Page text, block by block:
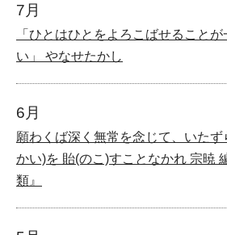
7月
「ひとはひとをよろこばせることが
い」 やなせたかし
6月
願わくば深く無常を念じて、いたず
かい)を 貽(のこ)すことなかれ 宗暁
類』